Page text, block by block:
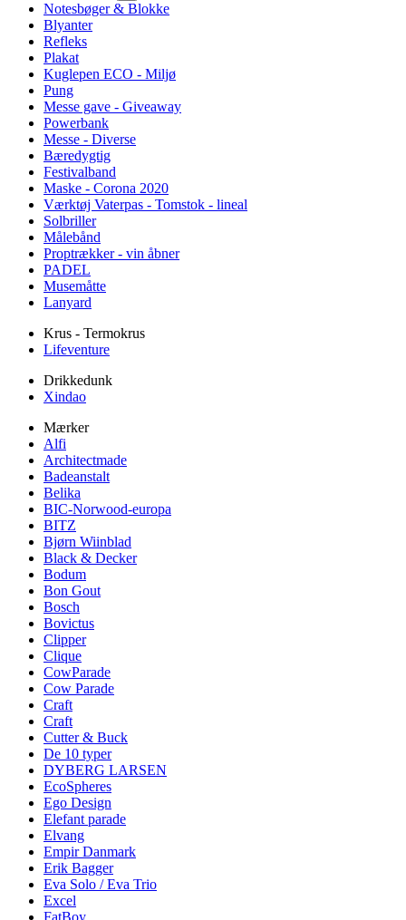
Notesbøger & Blokke
Blyanter
Refleks
Plakat
Kuglepen ECO - Miljø
Pung
Messe gave - Giveaway
Powerbank
Messe - Diverse
Bæredygtig
Festivalband
Maske - Corona 2020
Værktøj Vaterpas - Tomstok - lineal
Solbriller
Målebånd
Proptrækker - vin åbner
PADEL
Musemåtte
Lanyard
Krus - Termokrus
Lifeventure
Drikkedunk
Xindao
Mærker
Alfi
Architectmade
Badeanstalt
Belika
BIC-Norwood-europa
BITZ
Bjørn Wiinblad
Black & Decker
Bodum
Bon Gout
Bosch
Bovictus
Clipper
Clique
CowParade
Cow Parade
Craft
Craft
Cutter & Buck
De 10 typer
DYBERG LARSEN
EcoSpheres
Ego Design
Elefant parade
Elvang
Empir Danmark
Erik Bagger
Eva Solo / Eva Trio
Excel
FatBoy